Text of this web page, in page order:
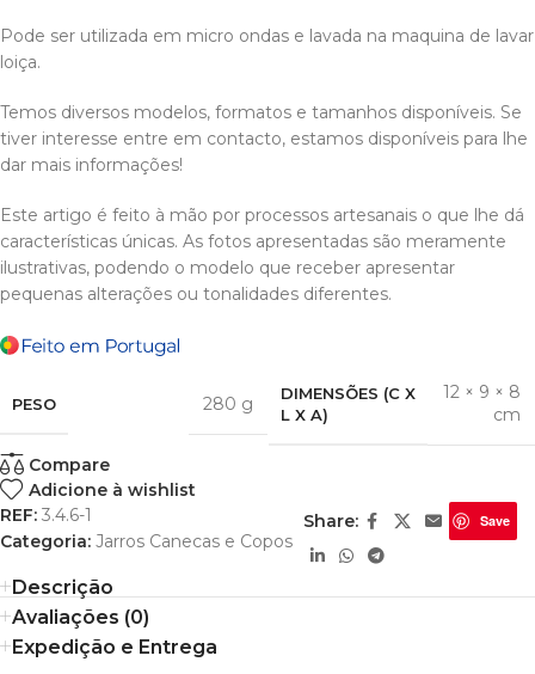
Pode ser utilizada em micro ondas e lavada na maquina de lavar
loiça.
Temos diversos modelos, formatos e tamanhos disponíveis. Se
tiver interesse entre em contacto, estamos disponíveis para lhe
dar mais informações!
Este artigo é feito à mão por processos artesanais o que lhe dá
características únicas. As fotos apresentadas são meramente
ilustrativas, podendo o modelo que receber apresentar
pequenas alterações ou tonalidades diferentes.
PESO 280 g
DIMENSÕES (C X
L X A)
12 × 9 × 8
cm
Compare
Adicione à wishlist
REF: 3.4.6-1
Categoria: Jarros Canecas e Copos
Share: Save
Descrição
Avaliações (0)
Expedição e Entrega